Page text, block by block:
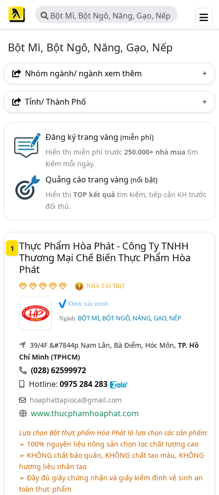
Bột Mì, Bột Ngô, Năng, Gạo, Nếp
Bột Mì, Bột Ngô, Năng, Gạo, Nếp
Nhóm ngành/ ngành xem thêm
Ngành nghề
Ngành xem thêm
Gia Vị - Chế Biến Và Kinh Doanh (432)
Tỉnh/ Thành Phố
Bình Dương
Tp. Đà Nẵng
TP. Hải Phòng
Đồng Tháp
Bà Rịa-Vũng Tàu
Khánh Hòa
Lạng Sơn
Quảng Ninh
TP. Cần Thơ
Bình Định Bến Tre
Cà Mau
Gia Lai
Long An Quảng Ngãi
Tây Ninh
Tiền Giang
Vĩnh Long
Đăng ký trang vàng (miễn phí)
Hiển thị miễn phí trước 250.000+ nhà muatìm
kiếm mỗi ngày.
Quảng cáo trang vàng (nổi bật)
Hiển thị TOP kết quảtìm kiếm, tiếp cận KH trước
đối thủ.
1
Thực Phẩm Hòa Phát - Công Ty TNHH
Thương Mại Chế Biến Thực Phẩm Hòa
Phát
NHÀ TÀI TRỢ
Được xác minh
Ngành: BỘT MÌ, BỘT NGÔ, NĂNG, GẠO, NẾP
39/4F &#7844p Nam Lân, Bà Điểm, Hóc Môn,TP. Hồ
Chí Minh (TPHCM)
(028) 62599972
Hotline:0975 284 283
hoaphattapioca@gmail.com
www.thucphamhoaphat.com
Lựa chọn Bột thực phẩm Hòa Phát là lựa chọn các sản phẩm:
➢ 100% nguyên liệu nông sản chọn lọc chất lượng cao
➢ KHÔNG chất bảo quản, KHÔNG chất tạo màu, KHÔNG
hương liệu nhân tạo
➢ Đầy đủ giấy chứng nhận và giấy kiểm định vệ sinh an
toàn thực phẩm